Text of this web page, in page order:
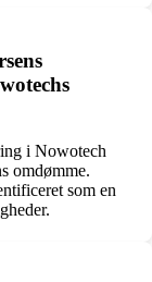
i Nowotech
omdømme.
som en